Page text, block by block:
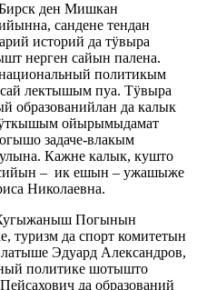
ден Мишкан
сандене тендан
историй да тӱвыра
нерген сайын палена.
политикым
лектышым пуа. Тӱвыра
образованийлан да калык
ойырымыдамат
задаче-влакым
Кажне калык, кушто
– ик ешын – ужашыже
Николаевна.
Погынын
туризм да спорт комитетын
Эдуард Александров,
политике шотышто
да образований